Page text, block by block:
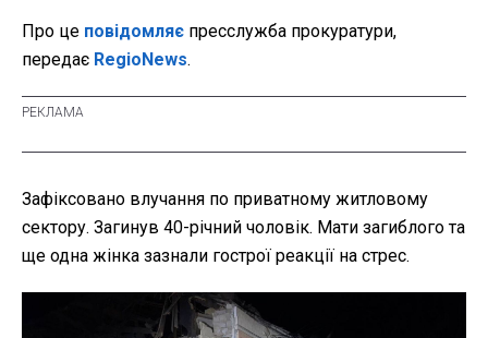
Про це повідомляє пресслужба прокуратури,
передає RegioNews.
Зафіксовано влучання по приватному житловому
сектору. Загинув 40-річний чоловік. Мати загиблого та
ще одна жінка зазнали гострої реакції на стрес.